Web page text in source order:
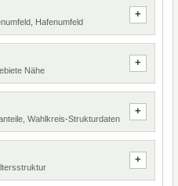
Hafenumfeld
Nähe
Wahlkreis-Strukturdaten